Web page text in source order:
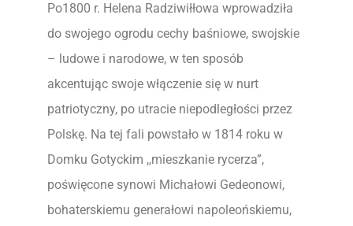
Po1800 r. Helena Radziwiłłowa wprowadziła
do swojego ogrodu cechy baśniowe, swojskie
– ludowe i narodowe, w ten sposób
akcentując swoje włączenie się w nurt
patriotyczny, po utracie niepodległości przez
Polskę. Na tej fali powstało w 1814 roku w
Domku Gotyckim ,,mieszkanie rycerza”,
poświęcone synowi Michałowi Gedeonowi,
bohaterskiemu generałowi napoleońskiemu,